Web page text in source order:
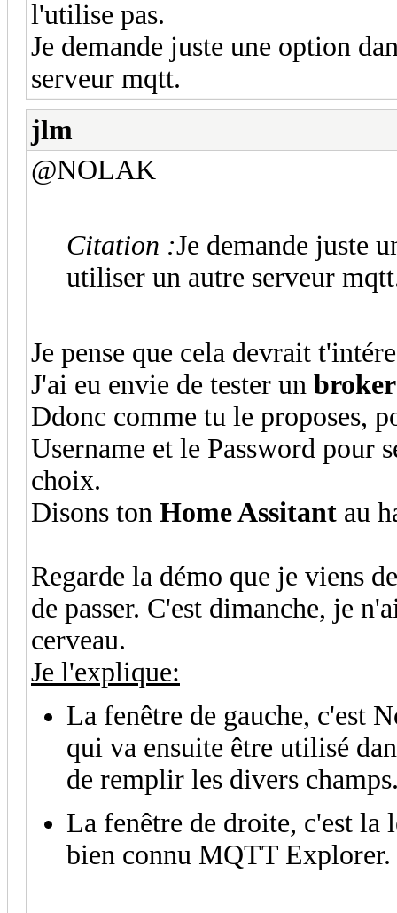
l'utilise pas.
Je demande juste une option
serveur mqtt.
jlm
@NOLAK
Citation :Je demande juste
utiliser un autre serveur
Je pense que cela devrait
J'ai eu envie de tester un
Ddonc comme tu le proposes,
Username et le Password pour
choix.
Disons ton Home Assitant au
Regarde la démo que je viens
de passer. C'est dimanche, je
cerveau.
Je l'explique:
La fenêtre de gauche, c'est
qui va ensuite être utilisé
de remplir les divers
La fenêtre de droite, c'est la
bien connu MQTT Explorer.